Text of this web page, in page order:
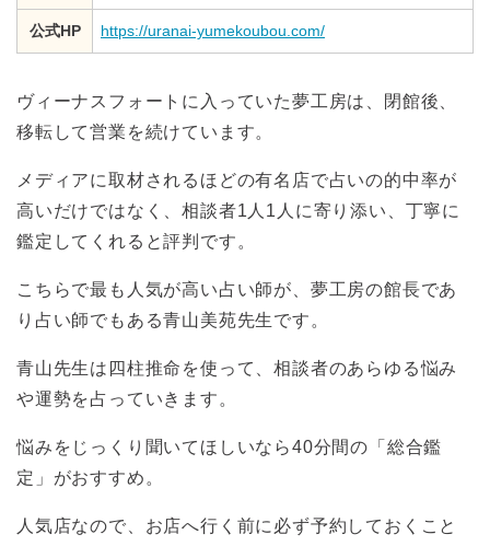
公式HP https://uranai-yumekoubou.com/
ヴィーナスフォートに入っていた夢工房は、閉館後、
移転して営業を続けています。
メディアに取材されるほどの有名店で占いの的中率が
高いだけではなく、相談者1人1人に寄り添い、丁寧に
鑑定してくれると評判です。
こちらで最も人気が高い占い師が、夢工房の館長であ
り占い師でもある青山美苑先生です。
青山先生は四柱推命を使って、相談者のあらゆる悩み
や運勢を占っていきます。
悩みをじっくり聞いてほしいなら40分間の「総合鑑
定」がおすすめ。
人気店なので、お店へ行く前に必ず予約しておくこと